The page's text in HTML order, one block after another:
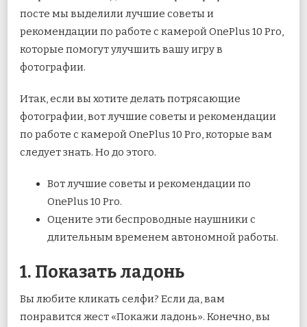
PRO
посте мы выделили лучшие советы и
рекомендации по работе с камерой OnePlus 10 Pro,
которые помогут улучшить вашу игру в
фотографии.
Итак, если вы хотите делать потрясающие
фотографии, вот лучшие советы и рекомендации
по работе с камерой OnePlus 10 Pro, которые вам
следует знать. Но до этого.
Вот лучшие советы и рекомендации по
OnePlus 10 Pro.
Оцените эти беспроводные наушники с
длительным временем автономной работы.
1. Показать ладонь
Вы любите кликать селфи? Если да, вам
понравится жест «Покажи ладонь». Конечно, вы